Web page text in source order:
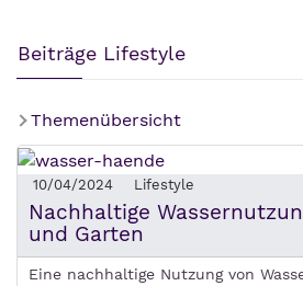
Beiträge Lifestyle
Themenübersicht
10/04/2024 Lifestyle
Nachhaltige
und Garten
Eine nachhaltige Nutzung von